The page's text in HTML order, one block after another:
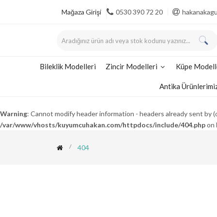
Mağaza Girişi 0530 390 72 20
Bileklik Modelleri Zincir Modelleri Küpe
Antika
Warning: Cannot modify header information - headers already sent
/var/www/vhosts/kuyumcuhakan.com/httpdocs/include/404.phpon
404